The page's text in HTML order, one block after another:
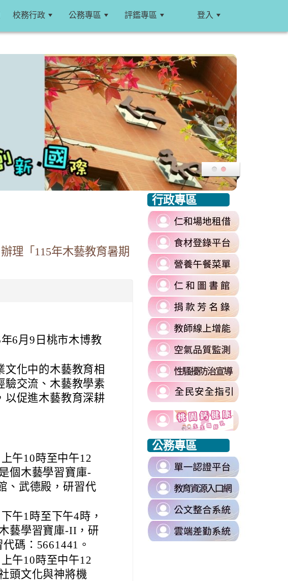
校務行政 公務專區 評鑑專區 登入
理「115年木藝教育暑期
6月9日桃市木博教
文化中的木藝教育相
驗交流、木藝教學素
以促進木藝教育深耕
午10時至中午12
個木藝學習寶庫-
、武德殿，研習代
午1時至下午4時，
藝學習寶庫-II，研
碼：5661441。
午10時至中午12
頭文化與神將機
edit?
::: 行政專區
link
to
https://www.edu.tw/PrepareEDU/
link
to
https://www.edu.tw/PrepareEDU/
link
to
https://www.edu.tw/PrepareEDU/
link
to
https://milk.tyc.edu.tw/
公務專區